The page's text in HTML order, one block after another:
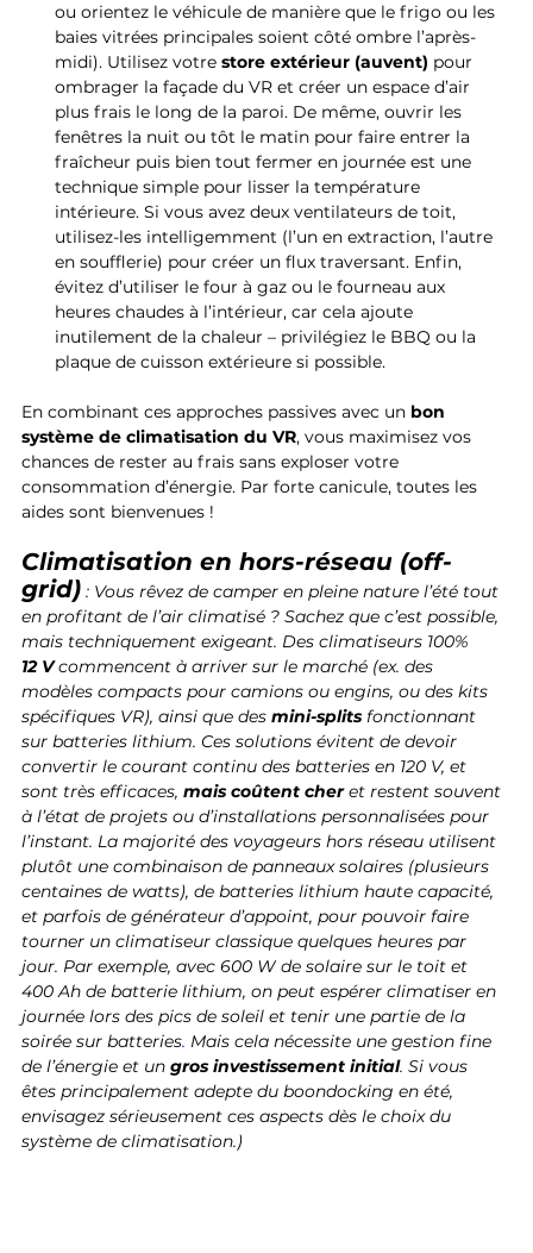
ou orientez le véhicule de manière que le frigo ou les
baies vitrées principales soient côté ombre l’après-
midi). Utilisez votre store extérieur (auvent) pour
ombrager la façade du VR et créer un espace d’air
plus frais le long de la paroi. De même, ouvrir les
fenêtres la nuit ou tôt le matin pour faire entrer la
fraîcheur puis bien tout fermer en journée est une
technique simple pour lisser la température
intérieure. Si vous avez deux ventilateurs de toit,
utilisez-les intelligemment (l’un en extraction, l’autre
en soufflerie) pour créer un flux traversant. Enfin,
évitez d’utiliser le four à gaz ou le fourneau aux
heures chaudes à l’intérieur, car cela ajoute
inutilement de la chaleur – privilégiez le BBQ ou la
plaque de cuisson extérieure si possible.
En combinant ces approches passives avec un bon
système de climatisation du VR, vous maximisez vos
chances de rester au frais sans exploser votre
consommation d’énergie. Par forte canicule, toutes les
aides sont bienvenues !
Climatisation en hors-réseau (off-
grid) : Vous rêvez de camper en pleine nature l’été tout
en profitant de l’air climatisé ? Sachez que c’est possible,
mais techniquement exigeant. Des climatiseurs 100%
12 V commencent à arriver sur le marché (ex. des
modèles compacts pour camions ou engins, ou des kits
spécifiques VR), ainsi que des mini-splits fonctionnant
sur batteries lithium. Ces solutions évitent de devoir
convertir le courant continu des batteries en 120 V, et
sont très efficaces, mais coûtent cher et restent souvent
à l’état de projets ou d’installations personnalisées pour
l’instant. La majorité des voyageurs hors réseau utilisent
plutôt une combinaison de panneaux solaires (plusieurs
centaines de watts), de batteries lithium haute capacité,
et parfois de générateur d’appoint, pour pouvoir faire
tourner un climatiseur classique quelques heures par
jour. Par exemple, avec 600 W de solaire sur le toit et
400 Ah de batterie lithium, on peut espérer climatiser en
journée lors des pics de soleil et tenir une partie de la
soirée sur batteries. Mais cela nécessite une gestion fine
de l’énergie et un gros investissement initial. Si vous
êtes principalement adepte du boondocking en été,
envisagez sérieusement ces aspects dès le choix du
système de climatisation.)